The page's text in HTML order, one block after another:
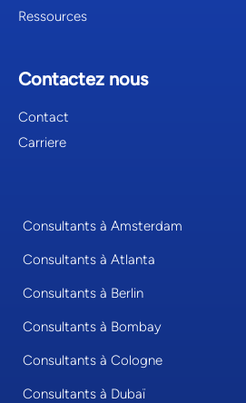
Ressources
Contactez nous
Contact
Carriere
Consultants à Amsterdam
Consultants à Atlanta
Consultants à Berlin
Consultants à Bombay
Consultants à Cologne
Consultants à Dubaï